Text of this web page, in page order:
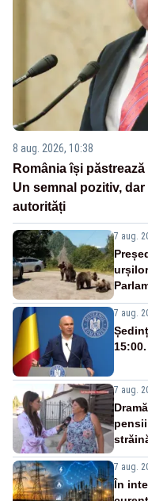
8 aug. 2026, 10:38
România își
Un semnal pozitiv,
autorități
7 aug.
7 aug.
7 aug.
7 aug.
În